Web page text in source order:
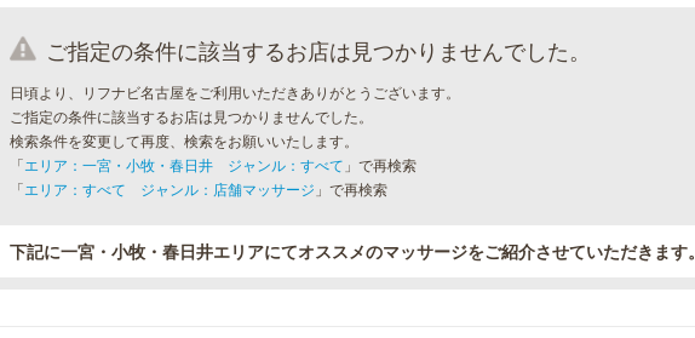
ご指定の条件に該当するお店は見つかりませんでした。
日頃より、リフナビ名古屋をご利用いただきありがとうございます。
ご指定の条件に該当するお店は見つかりませんでした。
検索条件を変更して再度、検索をお願いいたします。
「エリア：一宮・小牧・春日井 ジャンル：すべて 」で再検索
「エリア：すべて ジャンル：店舗マッサージ 」で再検索
下記に一宮・小牧・春日井エリアにてオススメのマッサージをご紹介させていただきます。